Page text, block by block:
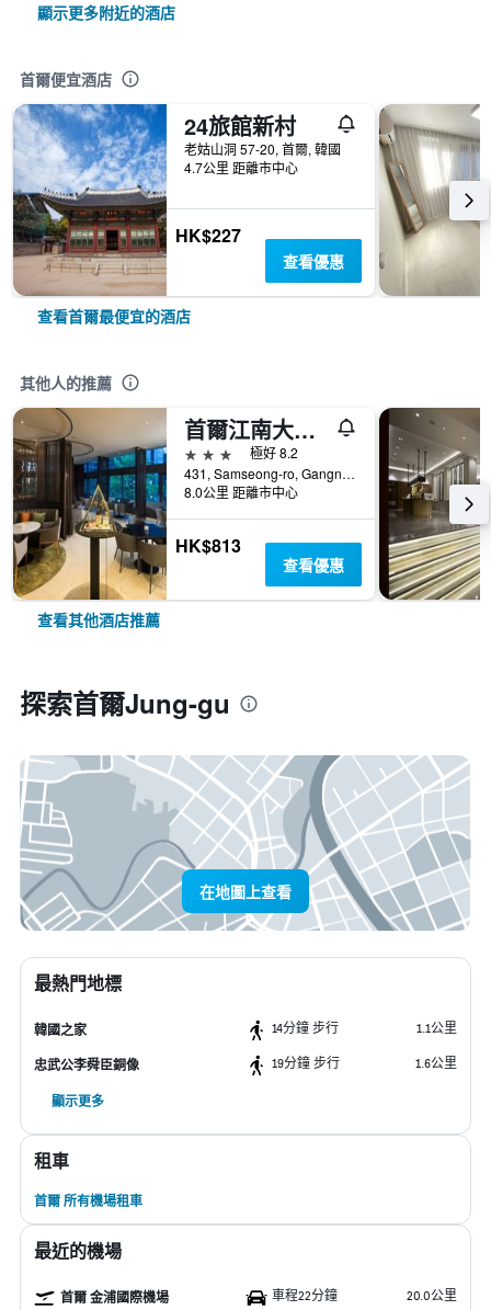
顯示更多附近的酒店
首爾便宜酒店
24旅館新村
老姑山洞 57-20, 首爾, 韓國
4.7公里 距離市中心
HK$227
查看優惠
查看首爾最便宜的酒店
其他人的推薦
首爾江南大使宜必思尚品酒店
3星級
極好 8.2
431, Samseong-ro, Gangnam-gu, 首爾, 韓國
8.0公里 距離市中心
HK$813
查看優惠
查看其他酒店推薦
探索首爾Jung-gu
在地圖上查看
最熱門地標
韓國之家 14分鐘 步行 1.1公里
忠武公李舜臣銅像 19分鐘 步行 1.6公里
顯示更多
租車
首爾 所有機場租車
最近的機場
首爾 金浦國際機場 車程22分鐘 20.0公里